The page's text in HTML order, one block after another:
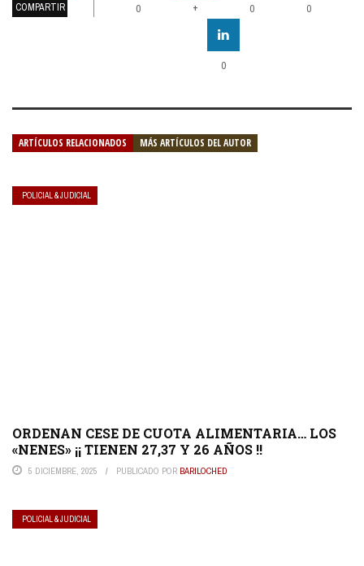
COMPARTIR 0 + 0 0
0
ARTÍCULOS RELACIONADOS MÁS ARTÍCULOS DEL AUTOR
POLICIAL & JUDICIAL
ORDENAN CESE DE CUOTA ALIMENTARIA… LOS
«NENES» ¡¡ TIENEN 27,37 Y 26 AÑOS !!
5 DICIEMBRE, 2025 PUBLICADO POR BARILOCHED
POLICIAL & JUDICIAL